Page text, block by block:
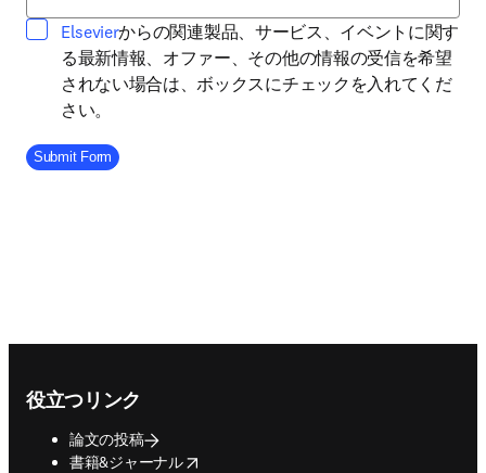
Elsevieropens in new tab/window
からの関連製品、サービス、イベントに関す
る最新情報、オファー、その他の情報の受信を希望
されない場合は、ボックスにチェックを入れてくだ
さい。
Company Division
Submit Form
役立つリンク
論文の投稿
書籍&ジャーナル
opens in new tab/window